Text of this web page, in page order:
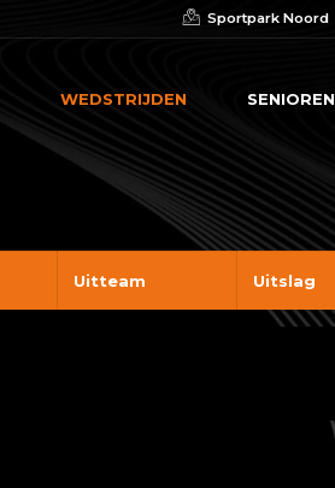
Sportpark Noord
WEDSTRIJDEN SENIOREN
Uitteam Uitslag